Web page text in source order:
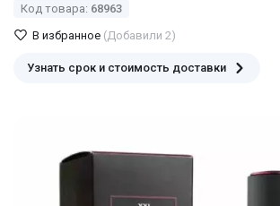
Код товара: 68963
В избранное (Добавили 2)
Узнать срок и стоимость доставки